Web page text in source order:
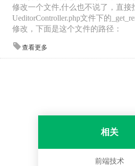
修改一个文件,什么也不说了，直接
UeditorController.php文件下的
修改，下面是这个文件的路径：
查看更多
相关
前端技术